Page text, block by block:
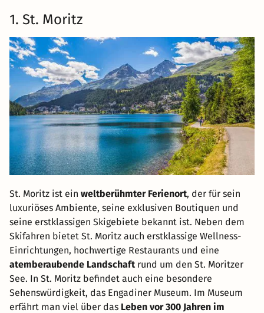
1. St. Moritz
St. Moritz ist ein weltberühmter Ferienort, der für sein
luxuriöses Ambiente, seine exklusiven Boutiquen und
seine erstklassigen Skigebiete bekannt ist. Neben dem
Skifahren bietet St. Moritz auch erstklassige Wellness-
Einrichtungen, hochwertige Restaurants und eine
atemberaubende Landschaftrund um den St. Moritzer
See. In St. Moritz befindet auch eine besondere
Sehenswürdigkeit, das Engadiner Museum. Im Museum
erfährt man viel über das Leben vor 300 Jahren im